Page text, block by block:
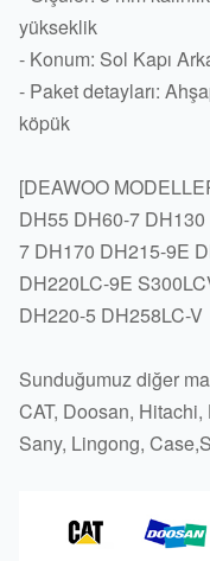
yükseklik
- Konum: Sol Kapı
- Paket detayları:
köpük
[DEAWOO
DH55 DH60-7
7 DH170 DH215-9E
DH220LC-9E
DH220-5 DH258LC-V
Sunduğumuz diğer
CAT, Doosan,
Sany, Lingong,